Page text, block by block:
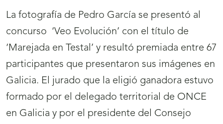
La fotografía de Pedro García se presentó al
concurso ‘Veo Evolución’ con el título de
‘Marejada en Testal’ y resultó premiada entre 67
participantes que presentaron sus imágenes en
Galicia. El jurado que la eligió ganadora estuvo
formado por el delegado territorial de ONCE
en Galicia y por el presidente del Consejo